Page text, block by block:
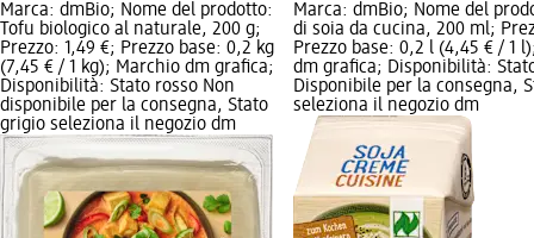
Marca: dmBio; Nome del prodotto:
Tofu biologico al naturale, 200 g;
Prezzo: 1,49 €; Prezzo base: 0,2 kg
(7,45 € / 1 kg); Marchio dm grafica;
Disponibilità: Stato rosso Non
disponibile per la consegna, Stato
grigio seleziona il negozio dm
Marca: dmBio; Nome del
di soia da cucina, 200 ml;
Prezzo base: 0,2 l (4,45 € / 1
dm grafica; Disponibilità:
Disponibile per la consegna,
seleziona il negozio dm